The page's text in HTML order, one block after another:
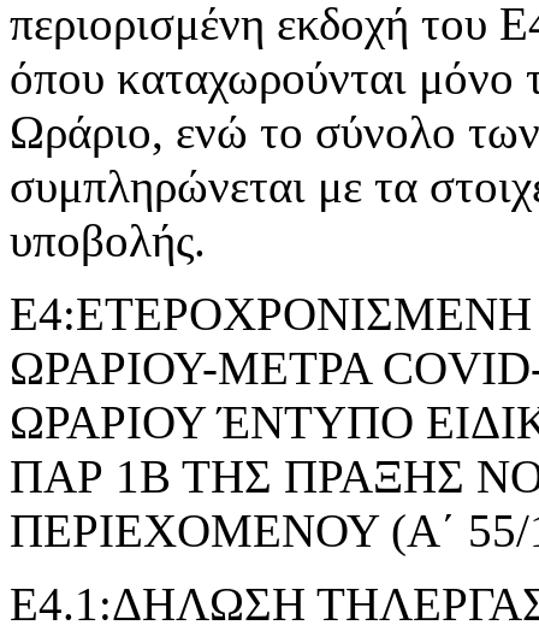
περιορισμένη εκδοχή του
όπου καταχωρούνται
Ωράριο, ενώ το σύνολο
συμπληρώνεται με τα
υποβολής.
ΩΡΑΡΙΟΥ-ΜΕΤΡΑ
ΩΡΑΡΙΟΥ ΈΝΤΥΠΟ
ΠΑΡ 1Β ΤΗΣ ΠΡΑΞΗΣ
ΠΕΡΙΕΧΟΜΕΝΟΥ (Α΄ 55/
Ε4.1:ΔΗΛΩΣΗ